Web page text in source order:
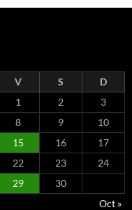
V S
D
1
2
3
8 9
10
15 16
17
22 23
24
29
30
Oct »